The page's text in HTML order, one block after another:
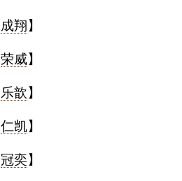
成翔】
荣威】
乐歆】
仁凯】
冠奕】